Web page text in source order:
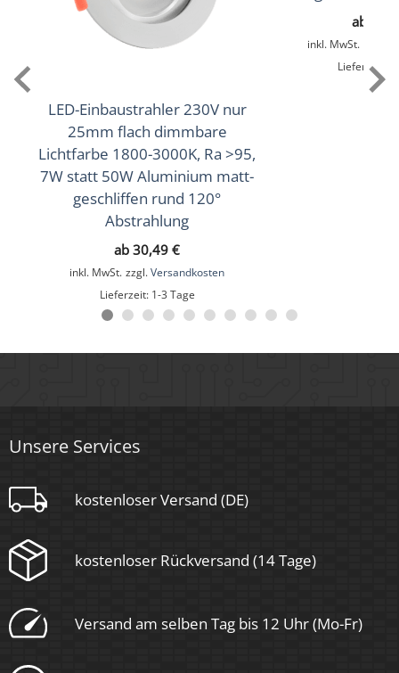
2700K (Warmweiß), 3000K (Warmweiß), 4000K
(Neutralweiß)
Farbwiedergabe (CRI / Ra)
Schutzklasse (IP)
IP44
Mittlere Lebensdauer
Schwenkbar
Ultraflach
Rund
> 15.000
Anlaufzeit
LED-Einbaustrahler 230V nur
25mm flach dimmbare
Lichtfarbe 1800-3000K, Ra >95,
7W statt 50W Aluminium matt-
geschliffen rund 120°
Abstrahlung
ab 30,49 €
inkl. MwSt. zzgl. Versandkosten
Lieferzeit: 1-3 Tage
ab
inkl. MwSt.
Lieferzeit:
Unsere Services
kostenloser Versand (DE)
kostenloser Rückversand (14 Tage)
Versand am selben Tag bis 12 Uhr (Mo-Fr)